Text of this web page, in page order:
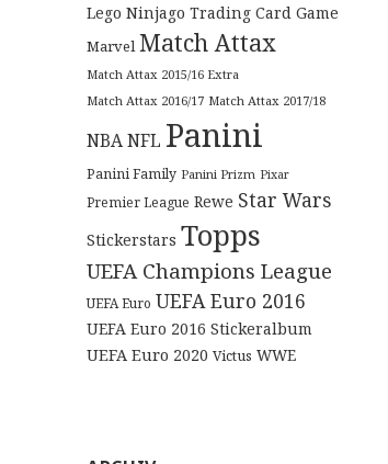
Lego Ninjago Trading Card Game
Marvel Match Attax
Match Attax 2015/16 Extra
Match Attax 2016/17 Match Attax 2017/18
NBANFL Panini
Panini Family Panini Prizm Pixar
Premier League Rewe Star Wars
Stickerstars Topps
UEFA Champions League
UEFA Euro UEFA Euro 2016
UEFA Euro 2016 Stickeralbum
UEFA Euro 2020 Victus WWE